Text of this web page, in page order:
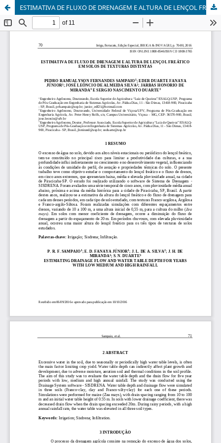
ESTIMATIVA DE FLUXO DE DRENAGEM E ALTURA DE LENÇOL FREÁTICO EM SOLOS DE TEXTURAS DISTINTAS